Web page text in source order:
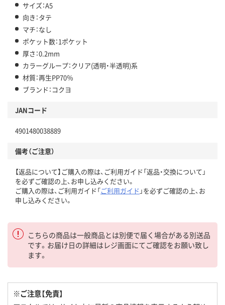
サイズ：A5
向き：タテ
マチ：なし
ポケット数：1ポケット
厚さ：0.2mm
カラーグループ：クリア(透明・半透明)系
材質：再生PP70％
ブランド：コクヨ
JANコード
4901480038889
備考（ご注意）
【返品について】ご購入の際は、ご利用ガイド「返品・交換について」
を必ずご確認の上、お申し込みください。
ご購入の際は、ご利用ガイド「ご利用ガイド 」を必ずご確認の上、お
申し込みください。
こちらの商品は一般商品とは別便で届く場合がある別送品
です。お届け日の詳細はレジ画面にてご確認をお願い致し
ます。
※ご注意【免責】